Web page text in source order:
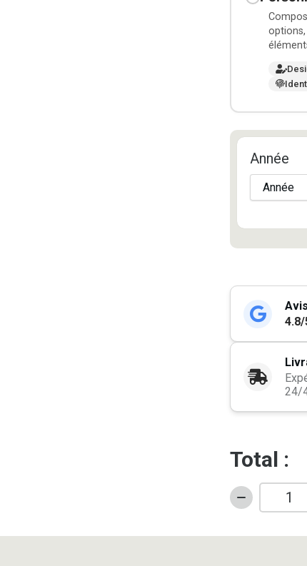
Année
4.8/
24/
Total :
quantité
Kit